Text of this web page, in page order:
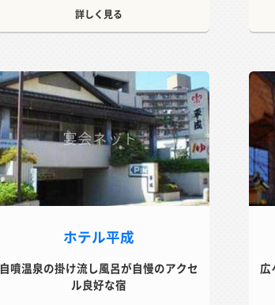
詳しく見る
ホテル平成
自噴温泉の掛け流し風呂が自慢のアクセ
ル良好な宿
広